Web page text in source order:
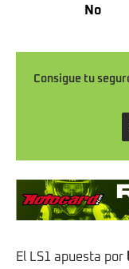
No
Consigue tu
El LS1 apuesta por